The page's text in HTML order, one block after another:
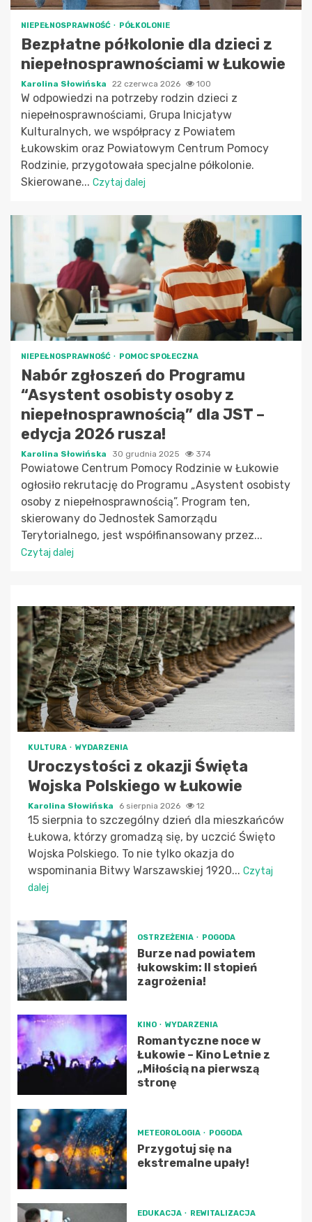
NIEPEŁNOSPRAWNOŚĆ PÓŁKOLONIE
Bezpłatne półkolonie dla dzieci z
niepełnosprawnościami w Łukowie
Karolina Słowińska 22 czerwca 2026 100
W odpowiedzi na potrzeby rodzin dzieci z
niepełnosprawnościami, Grupa Inicjatyw
Kulturalnych, we współpracy z Powiatem
Łukowskim oraz Powiatowym Centrum Pomocy
Rodzinie, przygotowała specjalne półkolonie.
Skierowane... Czytaj dalej
NIEPEŁNOSPRAWNOŚĆ POMOC SPOŁECZNA
Nabór zgłoszeń do Programu
“Asystent osobisty osoby z
niepełnosprawnością” dla JST –
edycja 2026 rusza!
Karolina Słowińska 30 grudnia 2025 374
Powiatowe Centrum Pomocy Rodzinie w Łukowie
ogłosiło rekrutację do Programu „Asystent osobisty
osoby z niepełnosprawnością”. Program ten,
skierowany do Jednostek Samorządu
Terytorialnego, jest współfinansowany przez...
Czytaj dalej
KULTURA WYDARZENIA
Uroczystości z okazji Święta
Wojska Polskiego w Łukowie
Karolina Słowińska 6 sierpnia 2026 12
15 sierpnia to szczególny dzień dla mieszkańców
Łukowa, którzy gromadzą się, by uczcić Święto
Wojska Polskiego. To nie tylko okazja do
wspominania Bitwy Warszawskiej 1920... Czytaj
dalej
OSTRZEŻENIA POGODA
Burze nad powiatem
łukowskim: II stopień
zagrożenia!
KINO WYDARZENIA
Romantyczne noce w
Łukowie – Kino Letnie z
„Miłością na pierwszą
stronę
METEOROLOGIA POGODA
Przygotuj się na
ekstremalne upały!
EDUKACJA REWITALIZACJA